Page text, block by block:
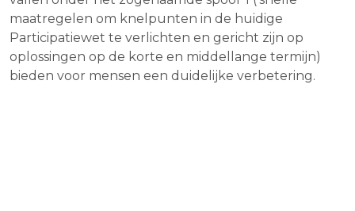
maatregelen om knelpunten in de huidige
Participatiewet te verlichten en gericht zijn op
oplossingen op de korte en middellange termijn)
bieden voor mensen een duidelijke verbetering.